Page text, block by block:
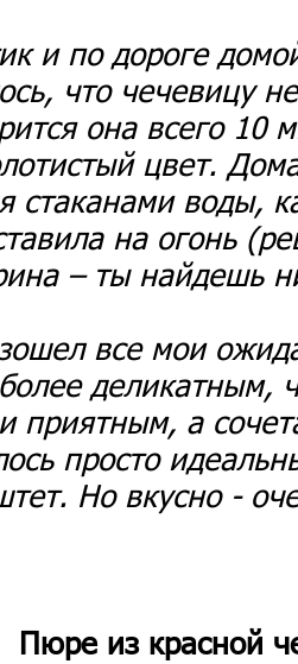
и по дороге
что чечевицу
она всего 10
цвет.
стаканами воды,
на огонь
– ты найдешь
все мои
деликатным,
приятным, а
просто
Но вкусно -
Пюре из красной